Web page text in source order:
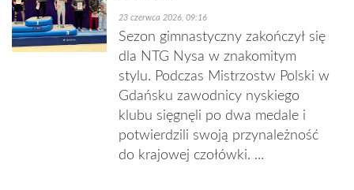
23 czerwca 2026, 09:16
Sezon gimnastyczny zakończył się
dla NTG Nysa w znakomitym
stylu. Podczas Mistrzostw Polski w
Gdańsku zawodnicy nyskiego
klubu sięgnęli po dwa medale i
potwierdzili swoją przynależność
do krajowej czołówki. ...